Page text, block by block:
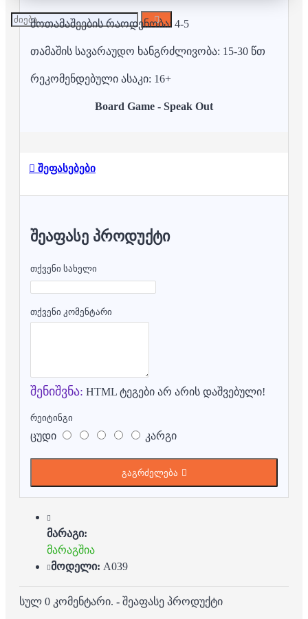
მოთამაშეების რაოდენობა: 4-5
თამაშის სავარაუდო ხანგრძლივობა: 15-30 წთ
რეკომენდებული ასაკი: 16+
Board Game - Speak Out
შეფასებები
ᲨᲔᲐᲤᲐᲡᲔ ᲞᲠᲝᲓᲣᲥᲢᲘ
თქვენი სახელი
თქვენი კომენტარი
შენიშვნა: HTML ტეგები არ არის დაშვებული!
რეიტინგი
ცუდი კარგი
გაგრძელება
მარაგი:
მარაგშია
მოდელი: A039
სულ 0 კომენტარი. - შეაფასე პროდუქტი